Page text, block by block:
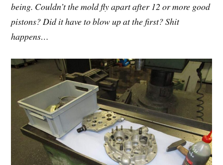
being. Couldn’t the mold fly apart after 12 or more good
pistons? Did it have to blow up at the first? Shit
happens…